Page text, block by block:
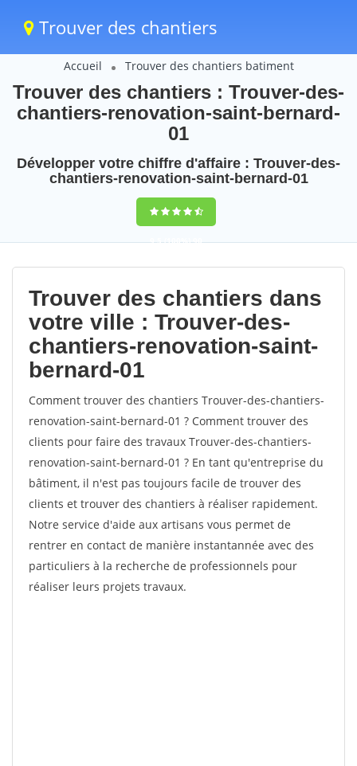
Trouver des chantiers
Accueil Trouver des chantiers batiment
Trouver des chantiers : Trouver-des-
chantiers-renovation-saint-bernard-
01
Développer votre chiffre d'affaire : Trouver-des-
chantiers-renovation-saint-bernard-01
9,5(100%)90
votes
Trouver des chantiers dans
votre ville : Trouver-des-
chantiers-renovation-saint-
bernard-01
Comment trouver des chantiers Trouver-des-chantiers-
renovation-saint-bernard-01 ? Comment trouver des
clients pour faire des travaux Trouver-des-chantiers-
renovation-saint-bernard-01 ? En tant qu'entreprise du
bâtiment, il n'est pas toujours facile de trouver des
clients et trouver des chantiers à réaliser rapidement.
Notre service d'aide aux artisans vous permet de
rentrer en contact de manière instantannée avec des
particuliers à la recherche de professionnels pour
réaliser leurs projets travaux.